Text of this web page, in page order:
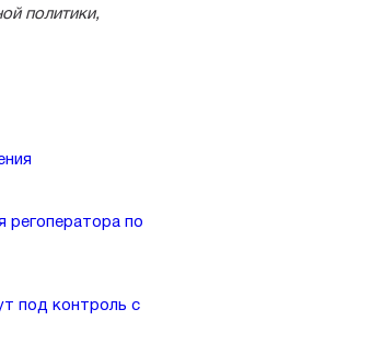
политики,
регоператора по
под контроль с